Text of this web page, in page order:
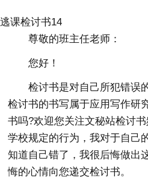
逃课检讨书14
尊敬的班主任老师：
您好！
检讨书是对自己所犯错误
检讨书的书写属于应用写作研
书吗?欢迎您关注文秘站检讨
学校规定的行为，我对于自己
知道自己错了，我很后悔做出
悔的心情向您递交检讨书。